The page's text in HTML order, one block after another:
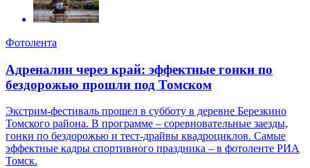
Фотолента
Адреналин через край: эффектные гонки по
бездорожью прошли под Томском
Экстрим-фестиваль прошел в субботу в деревне Березкино
Томского района. В программе – соревновательные заезды,
гонки по бездорожью и тест-драйвы квадроциклов. Самые
эффектные кадры спортивного праздника – в фотоленте РИА
Томск.